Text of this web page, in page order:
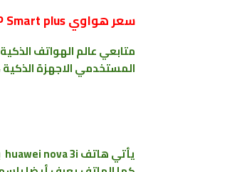
سعر هواوي Huawei P Smart plus في السعودية
المستخدمي الاجهزة
يأتي هاتف huawei nova 3i بطول: 157 مم و عرض: 75.2 مم أما السمك 7.6 مم و يزن: 169 جم